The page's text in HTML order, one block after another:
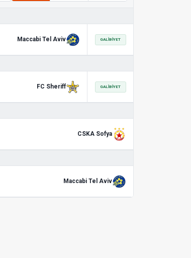
Maccabi Tel Aviv GALIBIYET
FC Sheriff GALIBIYET
CSKA Sofya
Maccabi Tel Aviv